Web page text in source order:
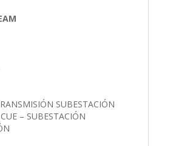
SUBESTACIÓN
– SUBESTACIÓN